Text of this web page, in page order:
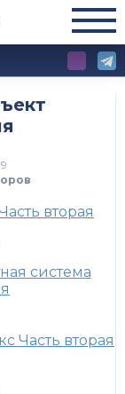
вторая
система
Часть вторая